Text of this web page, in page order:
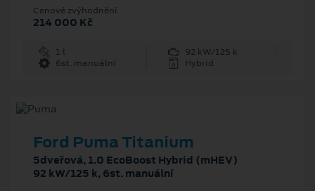
Cenové zvýhodnění
214 000 Kč
1 l
92 kW/125 k
6st. manuální
Hybrid
Ford Puma Titanium
5dveřová, 1.0 EcoBoost Hybrid (mHEV)
92 kW/125 k, 6st. manuální